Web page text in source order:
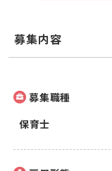
募集内容
募集職種
保育士